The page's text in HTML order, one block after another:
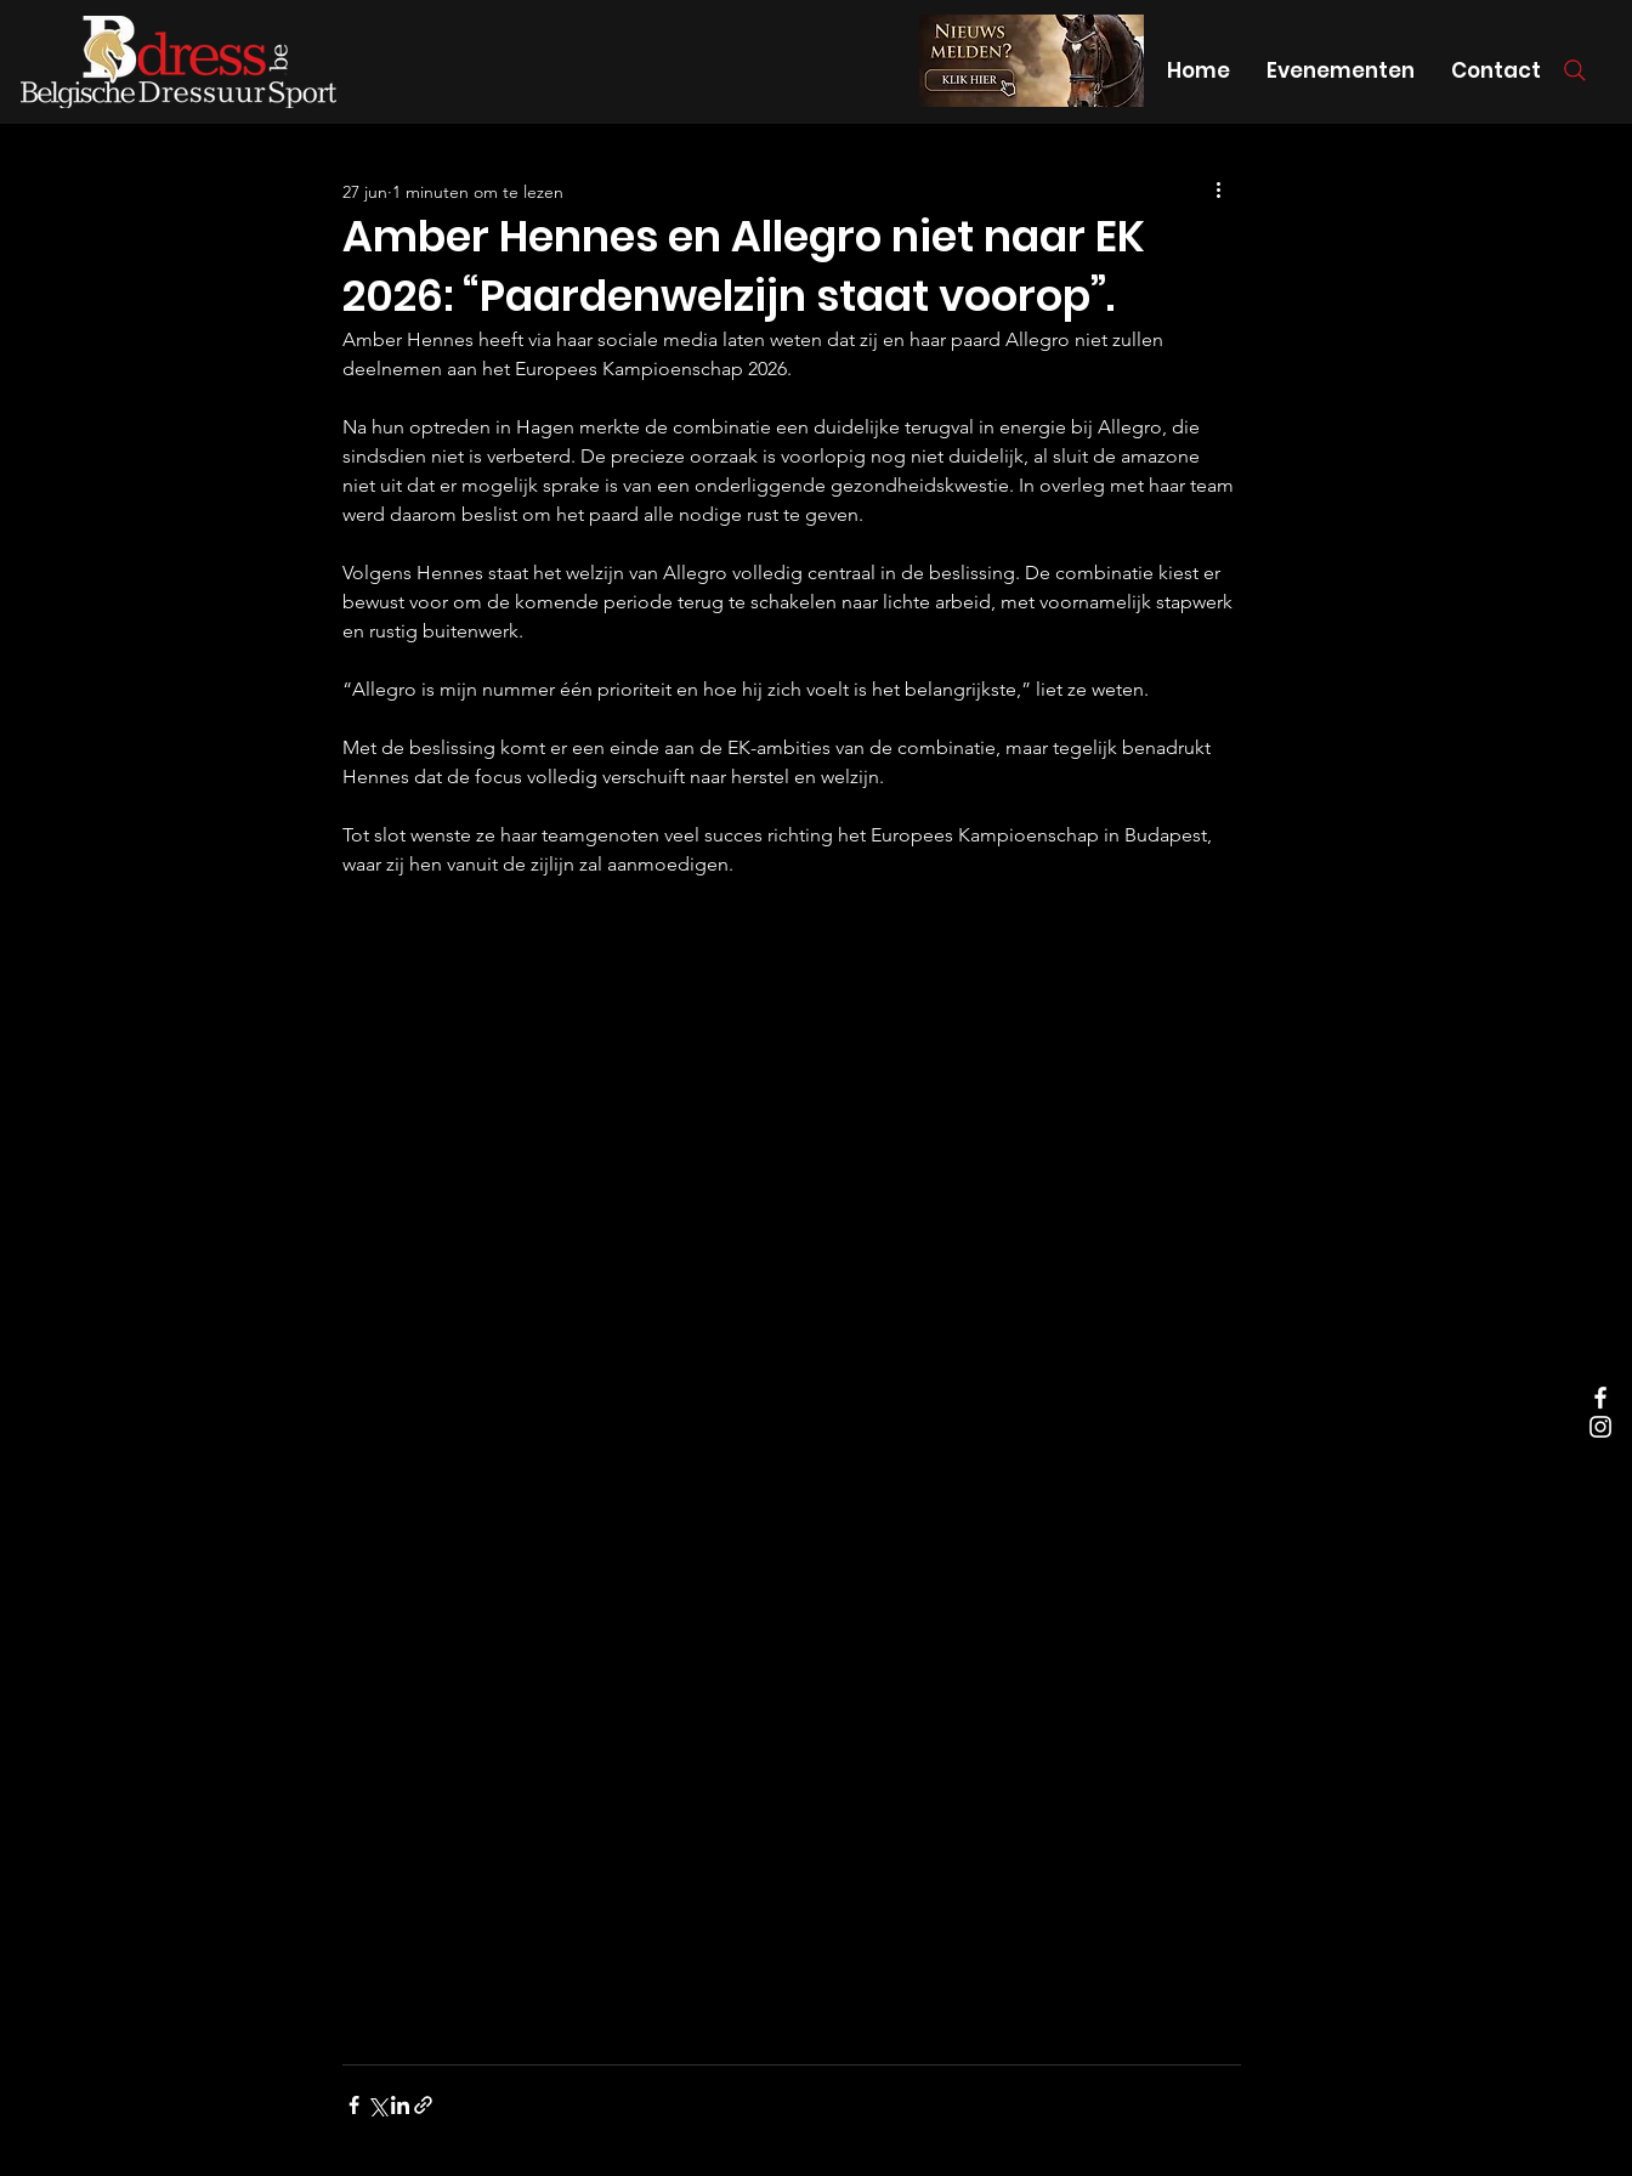
Home Evenementen Contact
Amber Hennes en Allegro niet naar EK
2026: “Paardenwelzijn staat voorop”.
27 jun 1 minuten om te lezen
Amber Hennes heeft via haar sociale media laten weten dat zij en haar paard Allegro niet zullen
deelnemen aan het Europees Kampioenschap 2026.
Na hun optreden in Hagen merkte de combinatie een duidelijke terugval in energie bij Allegro, die
sindsdien niet is verbeterd. De precieze oorzaak is voorlopig nog niet duidelijk, al sluit de amazone
niet uit dat er mogelijk sprake is van een onderliggende gezondheidskwestie. In overleg met haar team
werd daarom beslist om het paard alle nodige rust te geven.
Volgens Hennes staat het welzijn van Allegro volledig centraal in de beslissing. De combinatie kiest er
bewust voor om de komende periode terug te schakelen naar lichte arbeid, met voornamelijk stapwerk
en rustig buitenwerk.
“Allegro is mijn nummer één prioriteit en hoe hij zich voelt is het belangrijkste,” liet ze weten.
Met de beslissing komt er een einde aan de EK-ambities van de combinatie, maar tegelijk benadrukt
Hennes dat de focus volledig verschuift naar herstel en welzijn.
Tot slot wenste ze haar teamgenoten veel succes richting het Europees Kampioenschap in Budapest,
waar zij hen vanuit de zijlijn zal aanmoedigen.